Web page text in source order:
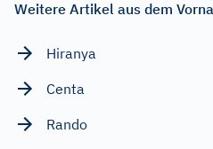
Weitere Artikel aus dem
Hiranya
Centa
Rando